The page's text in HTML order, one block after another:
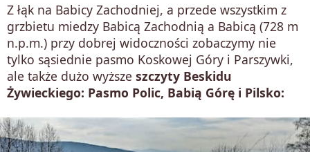
Z łąk na Babicy Zachodniej, a przede wszystkim z
grzbietu miedzy Babicą Zachodnią a Babicą (728 m
n.p.m.) przy dobrej widoczności zobaczymy nie
tylko sąsiednie pasmo Koskowej Góry i Parszywki,
ale także dużo wyższe szczyty Beskidu
Żywieckiego: Pasmo Polic, Babią Górę i Pilsko: